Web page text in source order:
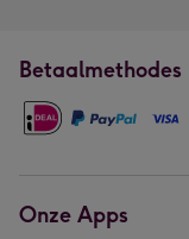
Betaalmethodes
Onze Apps